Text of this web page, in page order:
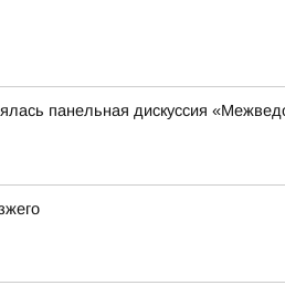
панельная дискуссия